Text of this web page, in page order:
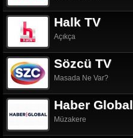
Halk TV
Açıkça
Sözcü TV
Masada Ne Var?
Haber Global
Müzakere